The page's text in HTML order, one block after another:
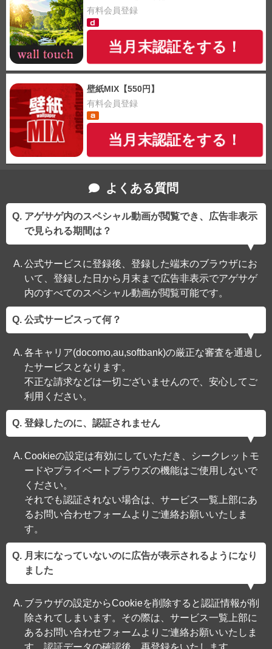
有料会員登録
当月末認証をする！
壁紙MIX【550円】
有料会員登録
当月末認証をする！
よくある質問
アゲサゲ内のスペシャル動画が閲覧でき、広告非表示
で見られる期間は？
公式サービスに登録後、登録した端末のブラウザにお
いて、登録した日から月末まで広告非表示でアゲサゲ
内のすべてのスペシャル動画が閲覧可能です。
公式サービスって何？
各キャリア(docomo,au,softbank)の厳正な審査を通過し
たサービスとなります。
不正な請求などは一切ございませんので、安心してご
利用ください。
登録したのに、認証されません
Cookieの設定は有効にしていただき、シークレットモ
ードやプライベートブラウズの機能はご使用しないで
ください。
それでも認証されない場合は、サービス一覧上部にあ
るお問い合わせフォームよりご連絡お願いいたしま
す。
月末になっていないのに広告が表示されるようになり
ました
ブラウザの設定からCookieを削除すると認証情報が削
除されてしまいます。その際は、サービス一覧上部に
あるお問い合わせフォームよりご連絡お願いいたしま